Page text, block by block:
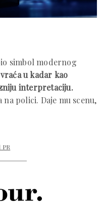
simbol modernog
u kadar kao
interpretaciju.
polici. Daje mu scenu,
PR